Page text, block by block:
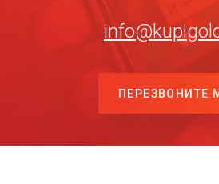
ПЕРЕЗВОНИТЕ